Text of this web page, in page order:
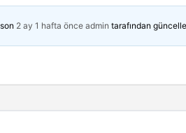
2 ay 1 hafta önce admin tarafından